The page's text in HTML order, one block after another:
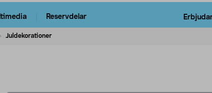
Reservdelar
Juldekorationer